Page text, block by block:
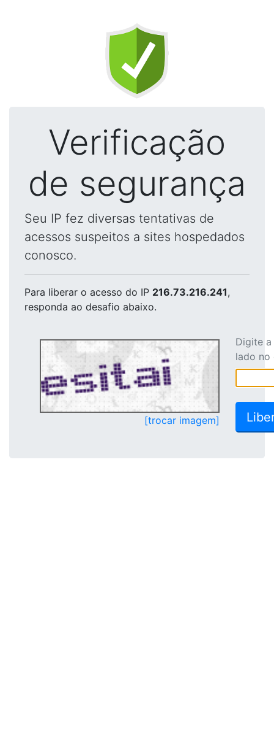
Verificação
de segurança
Seu IP fez diversas tentativas de
acessos suspeitos a sites hospedados
conosco.
Para liberar o acesso do IP 216.73.216.241,
responda ao desafio abaixo.
[trocar imagem]
Digite
lado no